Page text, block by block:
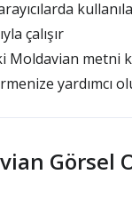
çalışır
Moldavian metni
yardımcı
Görsel